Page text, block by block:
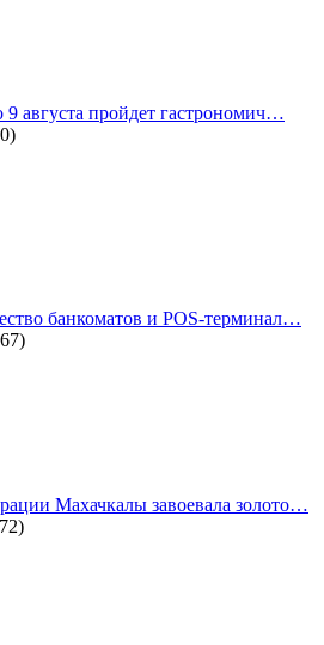
августа пройдет гастрономич…
банкоматов и POS-терминал…
Махачкалы завоевала золото…